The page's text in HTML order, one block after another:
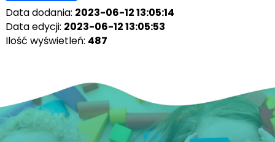
Data dodania: 2023-06-12 13:05:14
Data edycji: 2023-06-12 13:05:53
Ilość wyświetleń: 487